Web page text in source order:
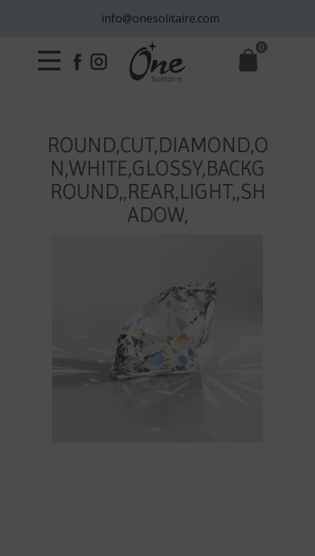
info@onesolitaire.com
0
ROUND,CUT,DIAMOND,O
N,WHITE,GLOSSY,BACKG
ROUND,,REAR,LIGHT,,SH
ADOW,